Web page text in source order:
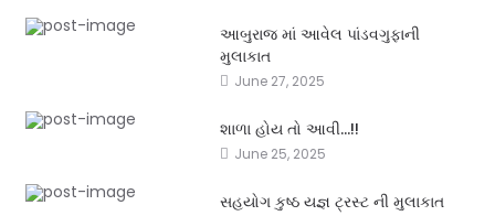
આબુરાજ માં આવેલ પાંડવગુફાની
મુલાકાત
June 27, 2025
શાળા હોય તો આવી…!!
June 25, 2025
સહયોગ કુષ્ઠ યજ્ઞ ટ્રસ્ટ ની મુલાકાત